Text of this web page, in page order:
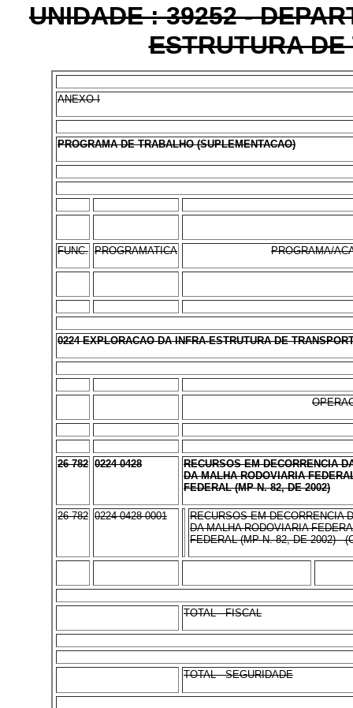
UNIDADE : 39252 -
ESTRUTURA
ANEXO I
PROGRAMA DE TRABALHO (SUPLEMENTACAO)
FUNC. PROGRAMATICA PROGRAMA/
0224 EXPLORACAO DA INFRA-ESTRUTURA DE
26 782 0224 0428
RECURSOS EM DECORRENCIA
DA MALHA RODOVIARIA
FEDERAL (MP N. 82, DE 2002)
26 782 0224 0428 0001
RECURSOS EM DECORRENCIA
DA MALHA RODOVIARIA
FEDERAL (MP N. 82, DE 2002) -
TOTAL - FISCAL
TOTAL - SEGURIDADE